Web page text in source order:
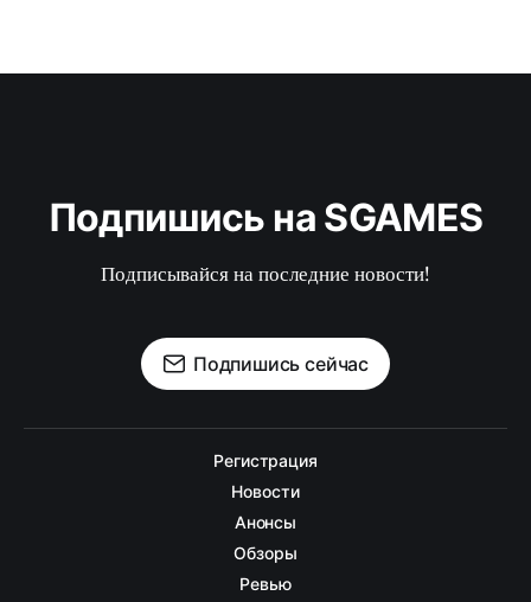
Подпишись на SGAMES
Подписывайся на последние новости!
Подпишись сейчас
Регистрация
Новости
Анонсы
Обзоры
Ревью